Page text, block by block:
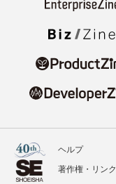
ヘルプ
著作権・リンク